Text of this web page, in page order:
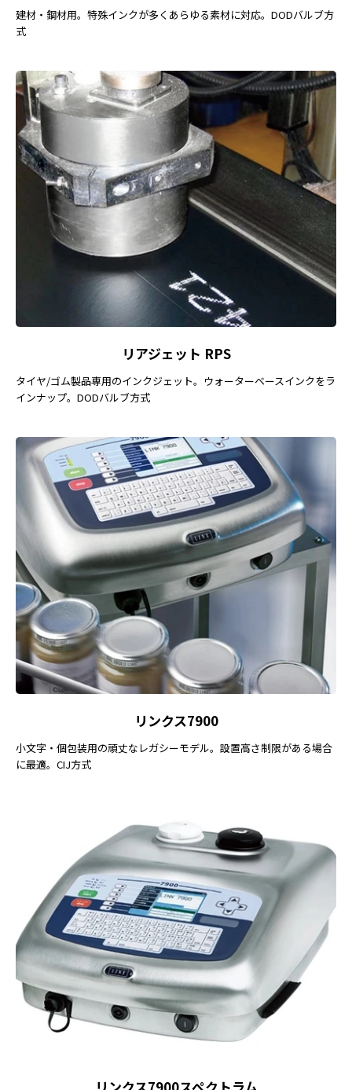
建材・鋼材用。特殊インクが多くあらゆる素材に対応。DODバルブ方
式
リアジェット RPS
タイヤ/ゴム製品専用のインクジェット。ウォーターベースインクをラ
インナップ。DODバルブ方式
リンクス7900
小文字・個包装用の頑丈なレガシーモデル。設置高さ制限がある場合
に最適。CIJ方式